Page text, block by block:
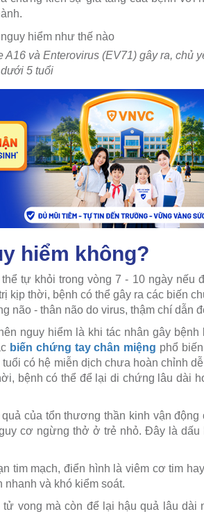
và Enterovirus (EV71) gây ra, chủ
5 tuổi
hiểm không?
tự khỏi trong vòng 7 - 10 ngày nếu
kịp thời, bệnh có thể gây ra các biến
não - thân não do virus, thậm chí dẫn
nguy hiểm là khi tác nhân gây bệnh
biến chứng tay chân miệng phổ
có hệ miễn dịch chưa hoàn chỉnh
bệnh có thể để lại di chứng lâu dài
của tổn thương thần kinh vận động
cơ ngừng thở ở trẻ nhỏ. Đây là dấu
tim mạch, điển hình là viêm cơ tim
và khó kiểm soát.
vong mà còn để lại hậu quả lâu dài